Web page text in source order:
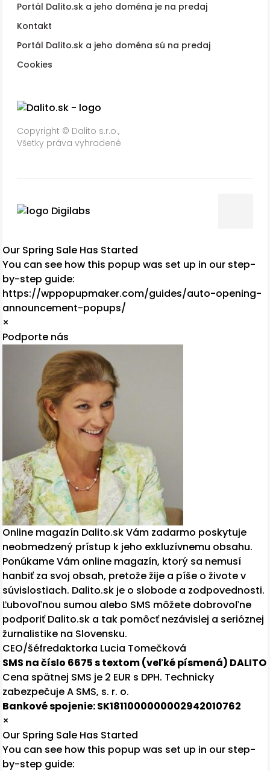
Copyright © Dalito s.r.o.,
Všetky práva vyhradené
Portál Dalito.sk a jeho doména je na predaj
Kontakt
Portál Dalito.sk a jeho doména sú na predaj
Cookies
Our Spring Sale Has Started
You can see how this popup was set up in our step-
by-step guide:
https://wppopupmaker.com/guides/auto-opening-
announcement-popups/
×
Podporte nás
Online magazín Dalito.sk Vám zadarmo poskytuje
neobmedzený prístup k jeho exkluzívnemu obsahu.
Ponúkame Vám online magazín, ktorý sa nemusí
hanbiť za svoj obsah, pretože žije a píše o živote v
súvislostiach. Dalito.sk je o slobode a zodpovednosti.
Ľubovoľnou sumou alebo SMS môžete dobrovoľne
podporiť Dalito.sk a tak pomôcť nezávislej a serióznej
žurnalistike na Slovensku.
CEO/šéfredaktorka Lucia Tomečková
SMS na číslo 6675 s textom (veľké písmená) DALITO
Cena spätnej SMS je 2 EUR s DPH. Technicky
zabezpečuje A SMS, s. r. o.
Bankové spojenie: SK1811000000002942010762
×
Our Spring Sale Has Started
You can see how this popup was set up in our step-
by-step guide: